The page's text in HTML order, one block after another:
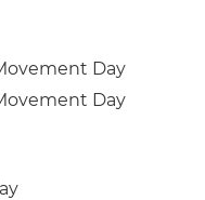
Day
Day